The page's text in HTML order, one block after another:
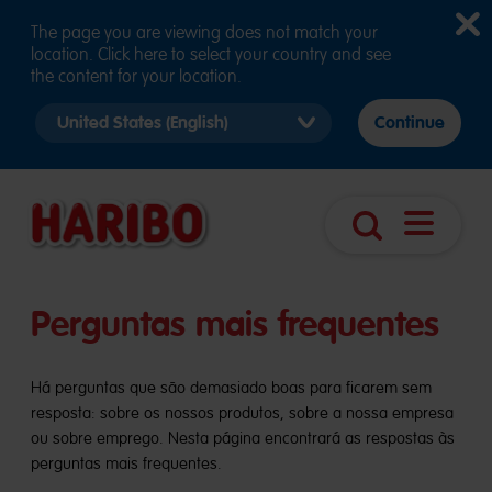
Perguntas mais frequentes
Há perguntas que são demasiado boas para ficarem sem
resposta: sobre os nossos produtos, sobre a nossa empresa
ou sobre emprego. Nesta página encontrará as respostas às
perguntas mais frequentes.
The page you are viewing does not match your
location. Click here to select your country and see
the content for your location.
country
Continue